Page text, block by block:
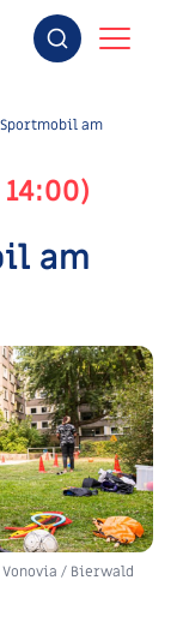
am
am
/ Bierwald